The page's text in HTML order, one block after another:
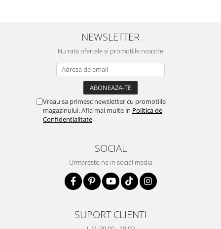
NEWSLETTER
Nu rata ofertele si promotiile noastre
Vreau sa primesc newsletter cu promotiile
magazinului. Afla mai multe in Politica de
Confidentialitate
SOCIAL
Urmareste-ne in social media
SUPORT CLIENTI